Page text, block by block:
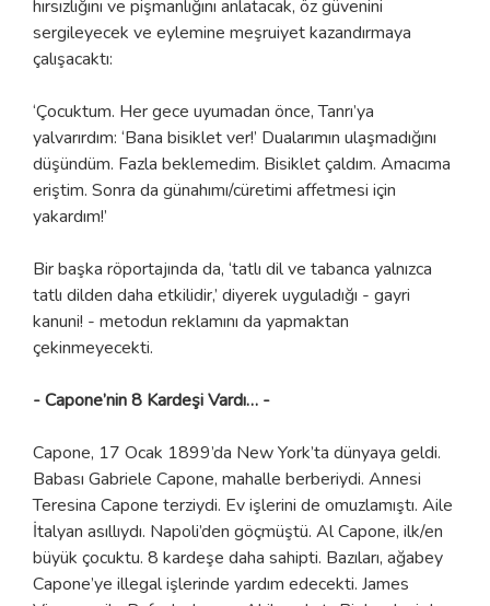
hırsızlığını ve pişmanlığını anlatacak, öz güvenini
sergileyecek ve eylemine meşruiyet kazandırmaya
çalışacaktı:
‘Çocuktum. Her gece uyumadan önce, Tanrı’ya
yalvarırdım: ‘Bana bisiklet ver!’ Dualarımın ulaşmadığını
düşündüm. Fazla beklemedim. Bisiklet çaldım. Amacıma
eriştim. Sonra da günahımı/cüretimi affetmesi için
yakardım!’
Bir başka röportajında da, ‘tatlı dil ve tabanca yalnızca
tatlı dilden daha etkilidir,’ diyerek uyguladığı - gayri
kanuni! - metodun reklamını da yapmaktan
çekinmeyecekti.
- Capone’nin 8 Kardeşi Vardı… -
Capone, 17 Ocak 1899’da New York’ta dünyaya geldi.
Babası Gabriele Capone, mahalle berberiydi. Annesi
Teresina Capone terziydi. Ev işlerini de omuzlamıştı. Aile
İtalyan asıllıydı. Napoli’den göçmüştü. Al Capone, ilk/en
büyük çocuktu. 8 kardeşe daha sahipti. Bazıları, ağabey
Capone’ye illegal işlerinde yardım edecekti. James